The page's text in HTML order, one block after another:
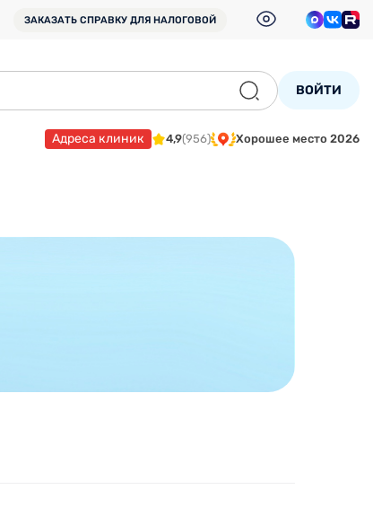
ЗАКАЗАТЬ СПРАВКУ ДЛЯ НАЛОГОВОЙ
ВОЙТИ
Адреса клиник 4,9(956) Хорошее место 2026